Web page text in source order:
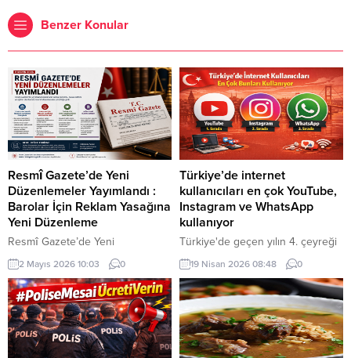
Benzer Konular
Resmî Gazete’de Yeni
Düzenlemeler Yayımlandı :
Barolar İçin Reklam Yasağına
Yeni Düzenleme
Resmî Gazete’de Yeni
Düzenlemeler Yayımlandı 2 Mayıs
2026 tarihli Resmî Gazete’de
yayımlanan kararlar ile kamu
yönetimi, hukuk sistemi ve eğitim
alanlarında önemli düzenlemeler
yürürlüğe girdi. Yapılan
değişiklikler; idari yapıların
2 Mayıs 2026 10:03 0
Türkiye’de internet
kullanıcıları en çok YouTube,
Instagram ve WhatsApp
kullanıyor
Türkiye'de geçen yılın 4. çeyreği
itibarıyla toplam internet trafiğinde
en yüksek paya sahip uygulama
yüzde 44,3 ile YouTube olurken
bu dönemde anlık mesajlaşmada
Instagram yüzde 64,1, internet
üzerinden sesli konuşmada ise
WhatsApp yüzde 55,9 ile ilk
19 Nisan 2026 08:48 0